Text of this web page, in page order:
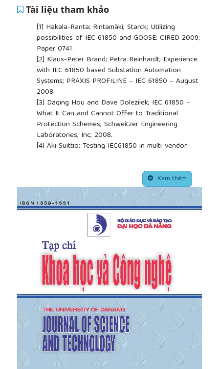
Tài liệu tham khảo
[1] Hakala-Ranta; Rintamäki; Starck; Utilizing
possibilities of IEC 61850 and GOOSE; CIRED 2009;
Paper 0741.
[2] Klaus-Peter Brand; Petra Reinhardt; Experience
with IEC 61850 based Substation Automation
Systems; PRAXIS PROFILINE – IEC 61850 – August
2008.
[3] Daqing Hou and Dave Dolezilek; IEC 61850 –
What It Can and Cannot Offer to Traditional
Protection Schemes; Schweitzer Engineering
Laboratories; Inc; 2008.
[4] Aki Suittio; Testing IEC61850 in multi-vendor
Ming-Ta Yang; Jyh-Cherng Gu; Po-Chun Lin;
Yen-Lin Huang; Chun-Wei Huang; and Jin-Lung
Guan; Interoperability and Performance Analysis of
IEC61850 Based Substation Protection System;
World Academy of Science; Engineering and
Technology; International Journal of Electrical;
Computer; Energetic; Electronic and Communication
Engineering Vol:7; No:8; 2013.
[6]Tzu-Han Yeh; Shih-Che Hsu; Che-Kai Chung;
Ming-Shan Lin; Conformance Test for IEDs Based
on IEC 61850 Communication Protocol; Journal of
Power and Energy Engineering; 2015; 3; 289-296.
[7]Corneliu Turturica; Fahad Alhajeri; Garrett
Stauffer; Jorge Rios; AMPS Protection Manual; MAY
9; 2014.
[8]TOSHIBA; GR-TIEMS Operation Manual; 2013.
[9]Bộ Công Thương, Quy trình thao tác hệ thống
điện quốc gia, 2007.
Xem thêm